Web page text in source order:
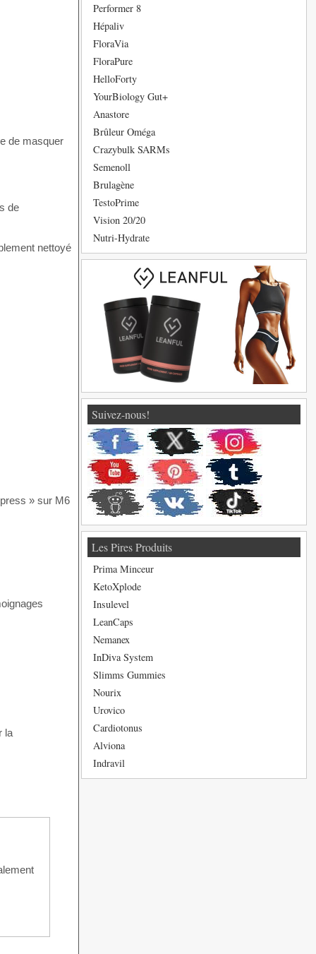
de masquer
de
nettoyé
» sur M6
la
Performer 8
Hépaliv
FloraVia
FloraPure
HelloForty
YourBiology Gut+
Anastore
Brûleur Oméga
Crazybulk SARMs
Semenoll
Brulagène
TestoPrime
Vision 20/20
Nutri-Hydrate
Suivez-nous!
Les Pires Produits
Prima Minceur
KetoXplode
Insulevel
LeanCaps
Nemanex
InDiva System
Slimms Gummies
Nourix
Urovico
Cardiotonus
Alviona
Indravil